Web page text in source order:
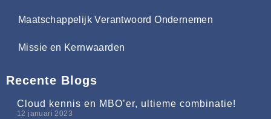
Maatschappelijk Verantwoord Ondernemen
Missie en Kernwaarden
Recente Blogs
Cloud kennis en MBO’er, ultieme combinatie!
12 januari 2023